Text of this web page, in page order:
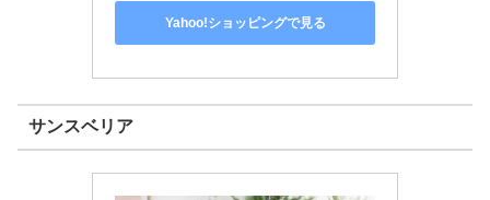
Yahoo!ショッピングで見る
サンスベリア